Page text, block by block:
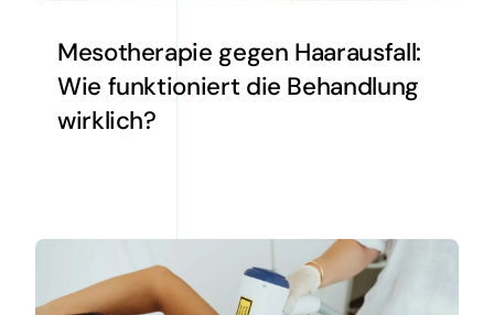
Mesotherapie gegen Haarausfall:
Wie funktioniert die Behandlung
wirklich?